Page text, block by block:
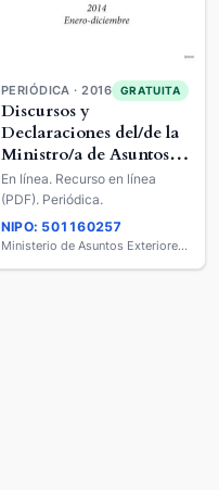
PERIÓDICA · 2016 GRATUITA
Discursos y
Declaraciones del/de la
Ministro/a de Asuntos
Exteriores y de
Cooperación
En línea. Recurso en línea
(PDF). Periódica.
NIPO: 501160257
Ministerio de Asuntos Exteriores y de Cooperación